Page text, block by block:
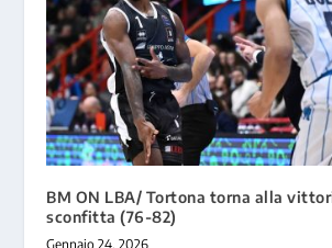
BM ON LBA/ Tortona torna alla
sconfitta (76-82)
Gennaio 24, 2026